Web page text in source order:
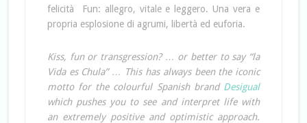
felicità Fun: allegro, vitale e leggero. Una vera e
propria esplosione di agrumi, libertà ed euforia.
Kiss, fun or transgression? … or better to say “la
Vida es Chula” … This has always been the iconic
motto for the colourful Spanish brand Desigual
which pushes you to see and interpret life with
an extremely positive and optimistic approach.